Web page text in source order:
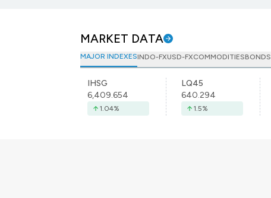
MARKET DATA
MAJOR INDEXESINDO-FXUSD-FXCOMMODITIESBONDS
IHSG
6,409.654
1.04%
LQ45
640.294
1.5%